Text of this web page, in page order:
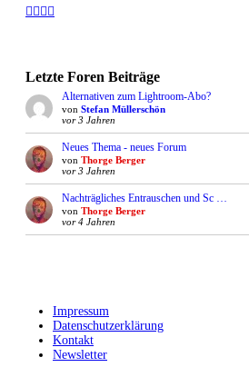
Facebook
Vimeo
YouTube
Letzte Foren Beiträge
Alternativen zum Lightroom-Abo?
von Stefan Müllerschön
vor 3 Jahren
Neues Thema - neues Forum
von Thorge Berger
vor 3 Jahren
Nachträgliches Entrauschen und Sc …
von Thorge Berger
vor 4 Jahren
Impressum
Datenschutzerklärung
Kontakt
Newsletter